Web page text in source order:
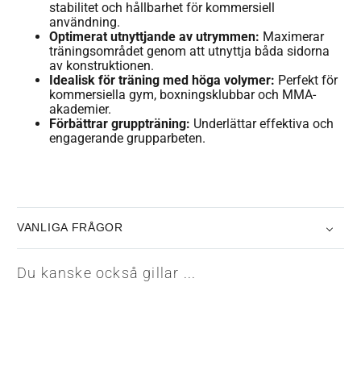
stabilitet och hållbarhet för kommersiell
användning.
Optimerat utnyttjande av utrymmen: Maximerar
träningsområdet genom att utnyttja båda sidorna
av konstruktionen.
Idealisk för träning med höga volymer: Perfekt för
kommersiella gym, boxningsklubbar och MMA-
akademier.
Förbättrar gruppträning: Underlättar effektiva och
engagerande grupparbeten.
VANLIGA FRÅGOR
Du kanske också gillar ...